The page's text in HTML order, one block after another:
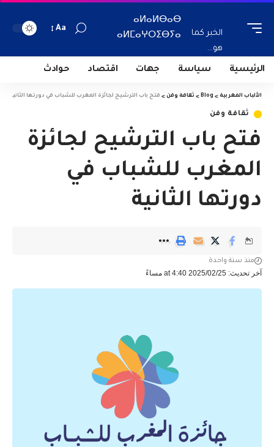
الخبر كما
هو...
ⴰⵍⴰⵍⴱⴰⴱ
ⴰⵍⵎⴰⵖⵔⵉⴱⵢⴰ
Aa
الرئيسية سياسة جهات اقتصاد حوادث
الألباب المغربية >
Blog
> ثقافة وفن > فتح باب الترشيح لجائزة المغرب للشباب في دورتها الثانية
ثقافة وفن
فتح باب الترشيح لجائزة
المغرب للشباب في
دورتها الثانية
آخر تحديث: 2025/02/25 at 4:40 مساءً
منذ سنة واحدة